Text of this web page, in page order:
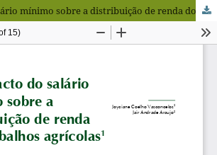
O impacto do salário mínimo sobre a distribuição de renda dos trabalhos agrícolas